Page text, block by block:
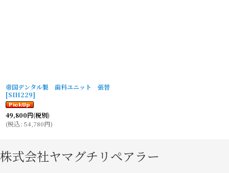
帝国デンタル製 歯科ユニット 張替
[SIH229]
49,800円(税別)
(税込: 54,780円)
株式会社ヤマグチリペアラー